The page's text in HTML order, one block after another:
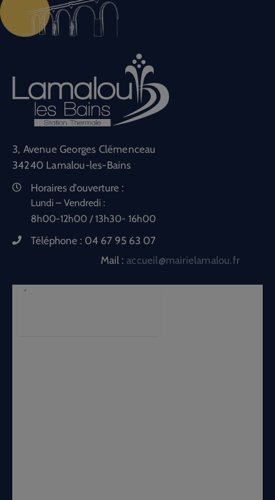
3, Avenue Georges Clémenceau
34240 Lamalou-les-Bains
Horaires d'ouverture :
Lundi – Vendredi :
8h00-12h00 / 13h30- 16h00
Téléphone : 04 67 95 63 07
Mail :accueil@mairielamalou.fr